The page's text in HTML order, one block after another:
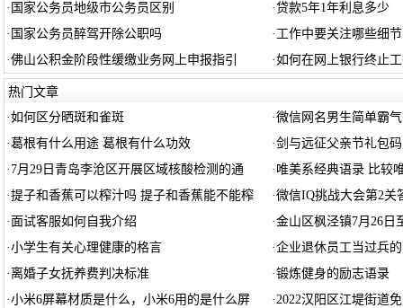
· 国家公务员地级市公务员区别 ·贷款5年1年利息多少
· 国家公务员醉驾开除公职吗 · 工作中要关注哪些细节
·佛山公积金阶段性缓缴业务网上申报指引 ·如何在网上银行终止
热门文章
·如何区分晒斑和雀斑 ·微信网名男生简单霸
·葛根有什么用途 葛根有什么功效 ·剑与远征父亲节礼包
· 7月29日青岛李沧区开展区域核酸检测的通 · 唯美系经典语录 比较
·提子和香蕉可以榨汁吗 提子和香蕉能不能榨 ·微信IQ挑战大会第2关
· 面试客服如何自我介绍 ·金山区枫泾镇7月26日
·小学生有关心理健康的格言 ·企业退休员工当过兵
· 离婚子女抚养费判决标准 ·锻炼健身的励志语录
·小米6屏幕材质是什么，小米6用的是什么屏 ·2022汉阳区江堤街道